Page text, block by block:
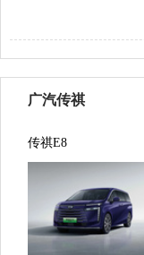
广汽传祺
传祺E8